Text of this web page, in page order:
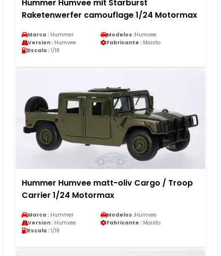
Hummer Humvee mit Starburst
Raketenwerfer camouflage 1/24 Motormax
Marca : Hummer Modelos :Humvee
Version : Humvee Fabricante : Maisto
Escala : 1/18
Hummer Humvee matt-oliv Cargo / Troop
Carrier 1/24 Motormax
Marca : Hummer Modelos :Humvee
Version : Humvee Fabricante : Maisto
Escala : 1/18